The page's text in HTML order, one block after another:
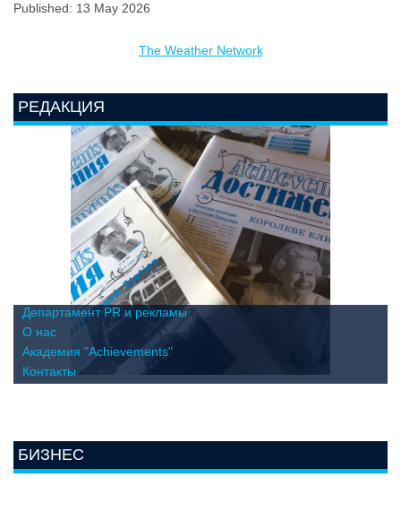
Published: 13 May 2026
The Weather Network
РЕДАКЦИЯ
Департамент PR и рекламы
О нас
Академия "Achievements"
Контакты
БИЗНЕС